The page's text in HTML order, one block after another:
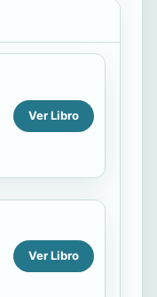
Ver Libro
Ver Libro